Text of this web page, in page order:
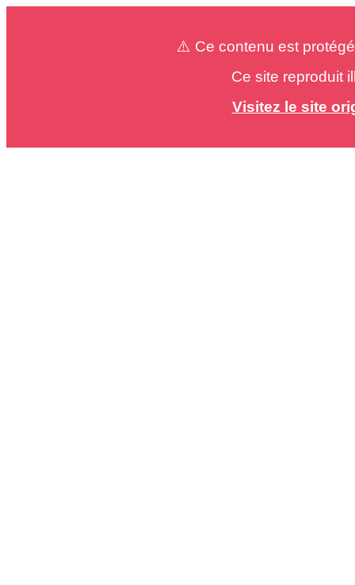
⚠️ Ce contenu est
Ce site reproduit
Visitez le site